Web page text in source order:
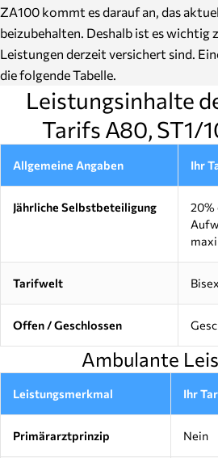
ZA100 kommt es darauf an, das
beizubehalten. Deshalb ist es wichtig
Leistungen derzeit versichert sind.
die folgende Tabelle.
Leistungsinhalte
Tarifs A80, ST1/
Allgemeine Angaben Ihr
Jährliche Selbstbeteiligung
20%
Tarifwelt Bisex
Offen / Geschlossen
Ambulante
Leistungsmerkmal Ihr
Primärarztprinzip Nein